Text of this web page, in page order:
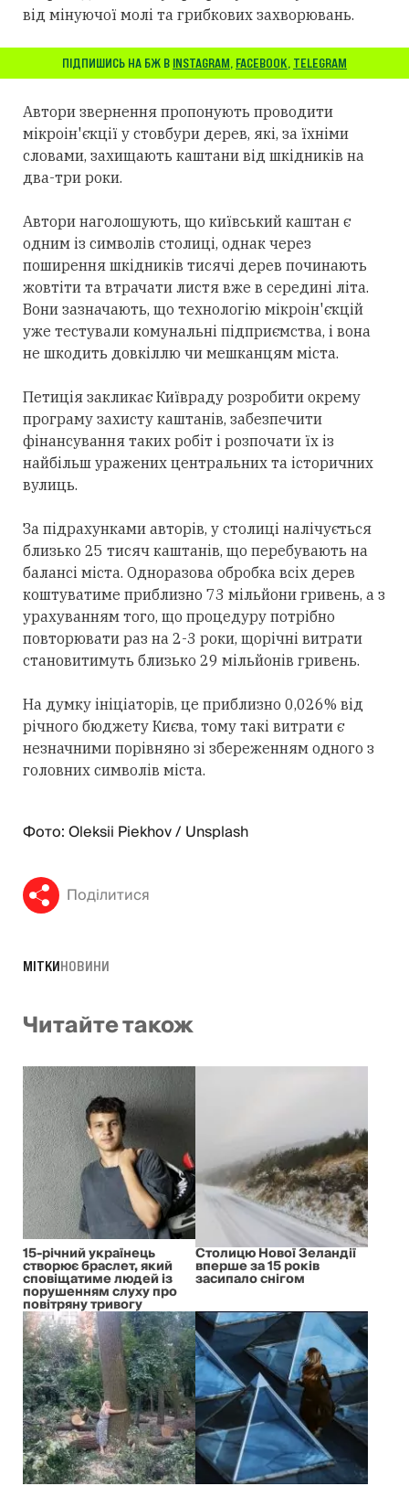
від мінуючої молі та грибкових захворювань.
ПІДПИШИСЬ НА БЖ В INSTAGRAM, FACEBOOK, TELEGRAM
Автори звернення пропонують проводити
мікроін'єкції у стовбури дерев, які, за їхніми
словами, захищають каштани від шкідників на
два-три роки.
Автори наголошують, що київський каштан є
одним із символів столиці, однак через
поширення шкідників тисячі дерев починають
жовтіти та втрачати листя вже в середині літа.
Вони зазначають, що технологію мікроін'єкцій
уже тестували комунальні підприємства, і вона
не шкодить довкіллю чи мешканцям міста.
Петиція закликає Київраду розробити окрему
програму захисту каштанів, забезпечити
фінансування таких робіт і розпочати їх із
найбільш уражених центральних та історичних
вулиць.
За підрахунками авторів, у столиці налічується
близько 25 тисяч каштанів, що перебувають на
балансі міста. Одноразова обробка всіх дерев
коштуватиме приблизно 73 мільйони гривень, а з
урахуванням того, що процедуру потрібно
повторювати раз на 2-3 роки, щорічні витрати
становитимуть близько 29 мільйонів гривень.
На думку ініціаторів, це приблизно 0,026% від
річного бюджету Києва, тому такі витрати є
незначними порівняно зі збереженням одного з
головних символів міста.
Фото: Oleksii Piekhov / Unsplash
Поділитися
МІТКИНОВИНИ
Читайте також
15-річний українець
створює браслет, який
сповіщатиме людей із
порушенням слуху про
повітряну тривогу
Столицю Нової Зеландії
вперше за 15 років
засипало снігом